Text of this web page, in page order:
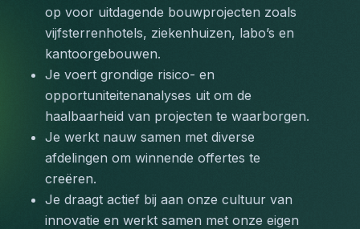
op voor uitdagende bouwprojecten zoals
vijfsterrenhotels, ziekenhuizen, labo’s en
kantoorgebouwen.
Je voert grondige risico- en
opportuniteitenanalyses uit om de
haalbaarheid van projecten te waarborgen.
Je werkt nauw samen met diverse
afdelingen om winnende offertes te
creëren.
Je draagt actief bij aan onze cultuur van
innovatie en werkt samen met onze eigen